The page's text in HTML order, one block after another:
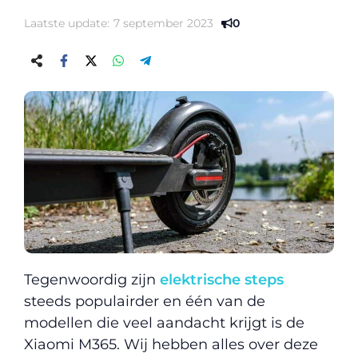
Laatste update: 7 september 2023 0
Tegenwoordig zijn elektrische steps
steeds populairder en één van de
modellen die veel aandacht krijgt is de
Xiaomi M365. Wij hebben alles over deze